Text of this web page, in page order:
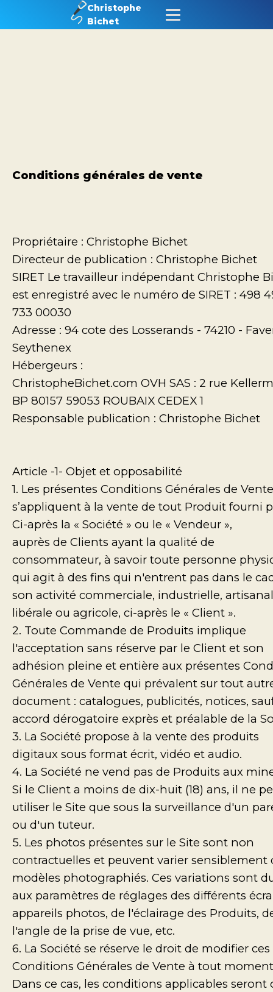
Christophe
Bichet
Conditions générales de vente
Propriétaire : Christophe Bichet
Directeur de publication : Christophe Bichet
SIRET Le travailleur indépendant Christophe
est enregistré avec le numéro de SIRET : 498
733 00030
Adresse : 94 cote des Losserands - 74210 -
Seythenex
Hébergeurs :
ChristopheBichet.com OVH SAS : 2 rue
BP 80157 59053 ROUBAIX CEDEX 1
Responsable publication : Christophe Bichet
Article -1- Objet et opposabilité
1. Les présentes Conditions Générales de Vente
s’appliquent à la vente de tout Produit fourni
Ci-après la « Société » ou le « Vendeur »,
auprès de Clients ayant la qualité de
consommateur, à savoir toute personne
qui agit à des fins qui n'entrent pas dans le
son activité commerciale, industrielle,
libérale ou agricole, ci-après le « Client ».
2. Toute Commande de Produits implique
l'acceptation sans réserve par le Client et son
adhésion pleine et entière aux présentes
Générales de Vente qui prévalent sur tout
document : catalogues, publicités, notices,
accord dérogatoire exprès et préalable de la
3. La Société propose à la vente des produits
digitaux sous format écrit, vidéo et audio.
4. La Société ne vend pas de Produits aux
Si le Client a moins de dix-huit (18) ans, il ne
utiliser le Site que sous la surveillance d'un
ou d'un tuteur.
5. Les photos présentes sur le Site sont non
contractuelles et peuvent varier sensiblement
modèles photographiés. Ces variations sont
aux paramètres de réglages des différents
appareils photos, de l'éclairage des Produits,
l'angle de la prise de vue, etc.
6. La Société se réserve le droit de modifier ces
Conditions Générales de Vente à tout
Dans ce cas, les conditions applicables seront